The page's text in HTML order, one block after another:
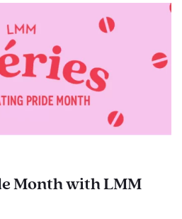
Month with LMM